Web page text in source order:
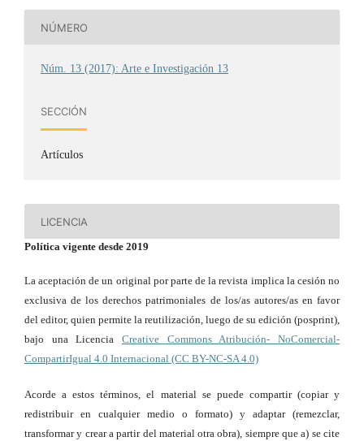
NÚMERO
Núm. 13 (2017): Arte e Investigación 13
SECCIÓN
Artículos
LICENCIA
Política vigente desde 2019
La aceptación de un original por parte de la revista implica la cesión no
exclusiva de los derechos patrimoniales de los/as autores/as en favor
del editor, quien permite la reutilización, luego de su edición (posprint),
bajo una Licencia Creative Commons Atribución- NoComercial-
CompartirIgual 4.0 Internacional (CC BY-NC-SA 4.0)
Acorde a estos términos, el material se puede compartir (copiar y
redistribuir en cualquier medio o formato) y adaptar (remezclar,
transformar y crear a partir del material otra obra), siempre que a) se cite